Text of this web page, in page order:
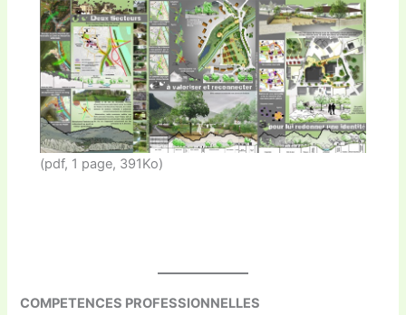
(pdf, 1 page, 391Ko)
COMPETENCES PROFESSIONNELLES